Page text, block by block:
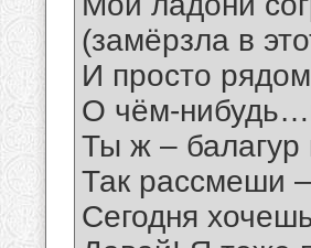
(замёрзла в
И просто
О чём-
Ты ж – балагур
Так рассмеши
Сегодня